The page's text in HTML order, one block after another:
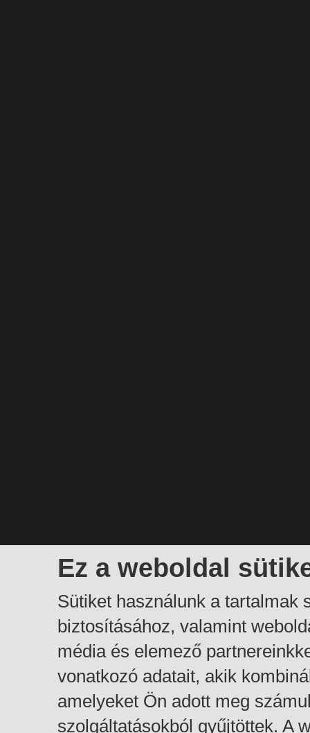
Ez a weboldal
Sütiket használunk a tartalmak
biztosításához, valamint
média és elemező
vonatkozó adatait, akik
amelyeket Ön adott meg
szolgáltatásokból gyűjtöttek. A